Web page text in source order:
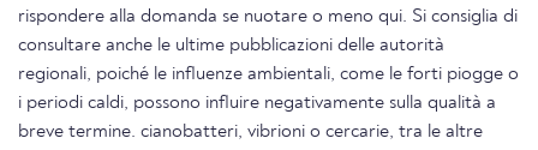
rispondere alla domanda se nuotare o meno qui. Si consiglia di
consultare anche le ultime pubblicazioni delle autorità
regionali, poiché le influenze ambientali, come le forti piogge o
i periodi caldi, possono influire negativamente sulla qualità a
breve termine. cianobatteri, vibrioni o cercarie, tra le altre